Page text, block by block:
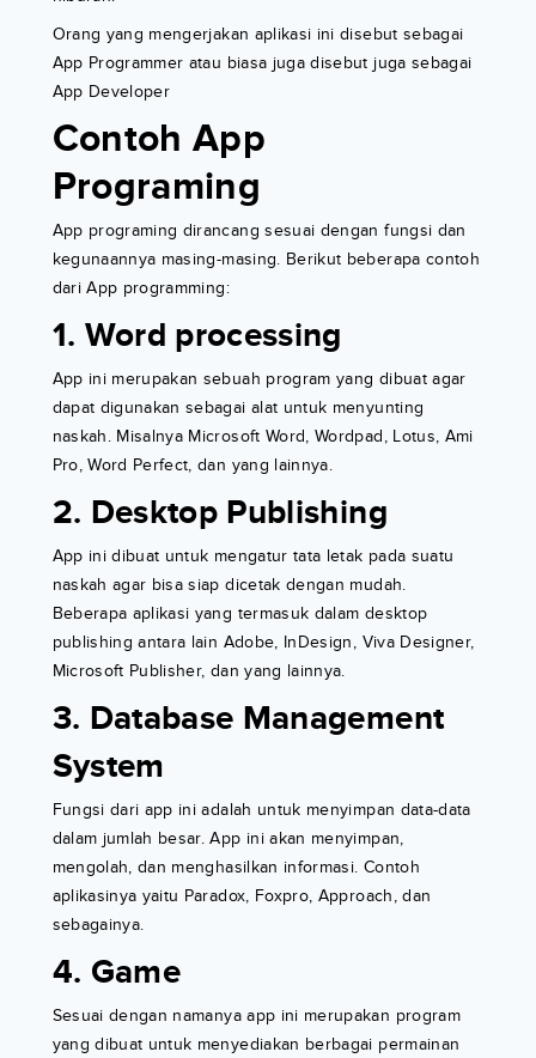
Orang yang mengerjakan aplikasi ini disebut sebagai
App Programmer atau biasa juga disebut juga sebagai
App Developer
Contoh App
Programing
App programing dirancang sesuai dengan fungsi dan
kegunaannya masing-masing. Berikut beberapa contoh
dari App programming:
1. Word processing
App ini merupakan sebuah program yang dibuat agar
dapat digunakan sebagai alat untuk menyunting
naskah. Misalnya Microsoft Word, Wordpad, Lotus, Ami
Pro, Word Perfect, dan yang lainnya.
2. Desktop Publishing
App ini dibuat untuk mengatur tata letak pada suatu
naskah agar bisa siap dicetak dengan mudah.
Beberapa aplikasi yang termasuk dalam desktop
publishing antara lain Adobe, InDesign, Viva Designer,
Microsoft Publisher, dan yang lainnya.
3. Database Management
System
Fungsi dari app ini adalah untuk menyimpan data-data
dalam jumlah besar. App ini akan menyimpan,
mengolah, dan menghasilkan informasi. Contoh
aplikasinya yaitu Paradox, Foxpro, Approach, dan
sebagainya.
4. Game
Sesuai dengan namanya app ini merupakan program
yang dibuat untuk menyediakan berbagai permainan